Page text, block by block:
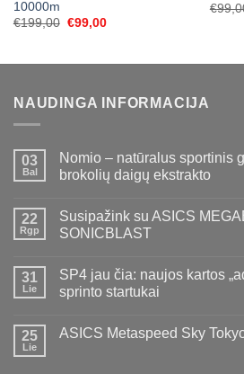
10000m
€199,00 Original
€99,00Current
€
NAUDINGA INFORMACIJA
03
Bal
Nomio – natūralus sportinis
brokolių daigų ekstrakto
22
Rgp
Susipažink su ASICS
SONICBLAST
31
Lie
SP4 jau čia: naujos kartos
sprinto startukai
25
Lie
ASICS Metaspeed Sky